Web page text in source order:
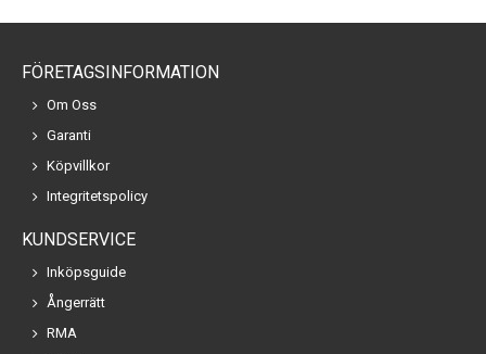
FÖRETAGSINFORMATION
Om Oss
Garanti
Köpvillkor
Integritetspolicy
KUNDSERVICE
Inköpsguide
Ångerrätt
RMA